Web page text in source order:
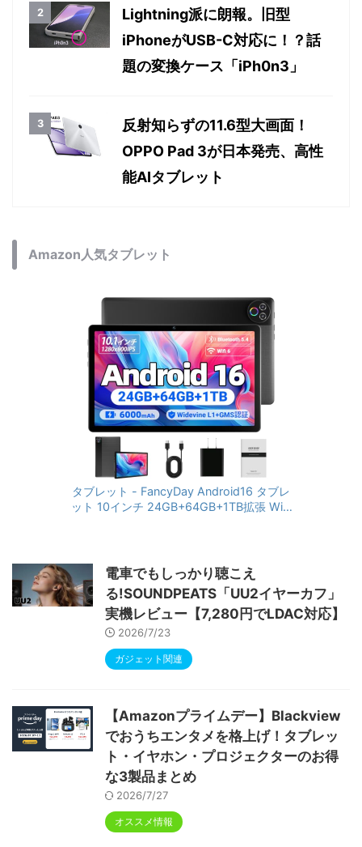
アクセスランキング
週間 月間
2025年春モデル LAVIE Tab T11
登場！買うべきか徹底チェック
題の変換ケース「iPh0n3」
反射知らずの11.6型大画面！
OPPO Pad 3が日本発売、高性
能AIタブレット
Amazon人気タブレット
6&Bluetooth5.4対応 高性能CPU 1280*80
0画面 6000mAh Widevine L1 GMS認証 T
ype-C充電 顔認識 アンドロイド 無線投影
RGBライト 児童守護 IPS画面 日本語説明書
電車でもしっかり聴こえ
る!SOUNDPEATS「UU2イヤーカフ」
実機レビュー【7,280円でLDAC対応】
2026/7/23